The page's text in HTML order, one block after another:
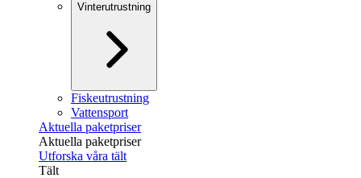
Vinterutrustning
Fiskeutrustning
Vattensport
Aktuella paketpriser
Aktuella paketpriser
Utforska våra tält
Tält